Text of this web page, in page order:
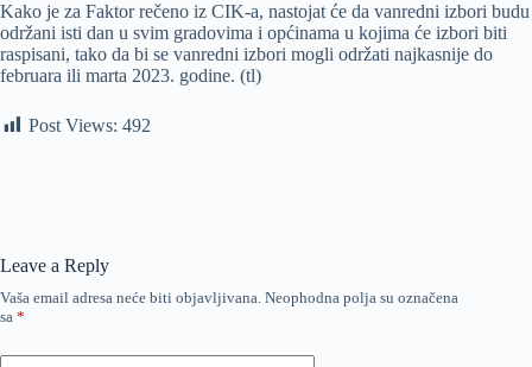
Kako je za Faktor rečeno iz CIK-a, nastojat će da vanredni izbori budu
održani isti dan u svim gradovima i općinama u kojima će izbori biti
raspisani, tako da bi se vanredni izbori mogli održati najkasnije do
februara ili marta 2023. godine. (tl)
Post Views: 492
Leave a Reply
Vaša email adresa neće biti objavljivana. Neophodna polja su označena
sa *